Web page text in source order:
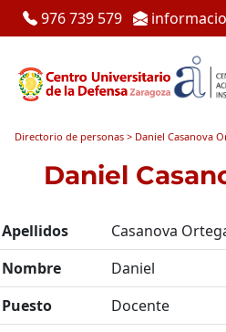
976 739 579
Directorio de personas > Daniel Casanova
Daniel
Apellidos
Casanova
Nombre
Daniel
Puesto
Docente